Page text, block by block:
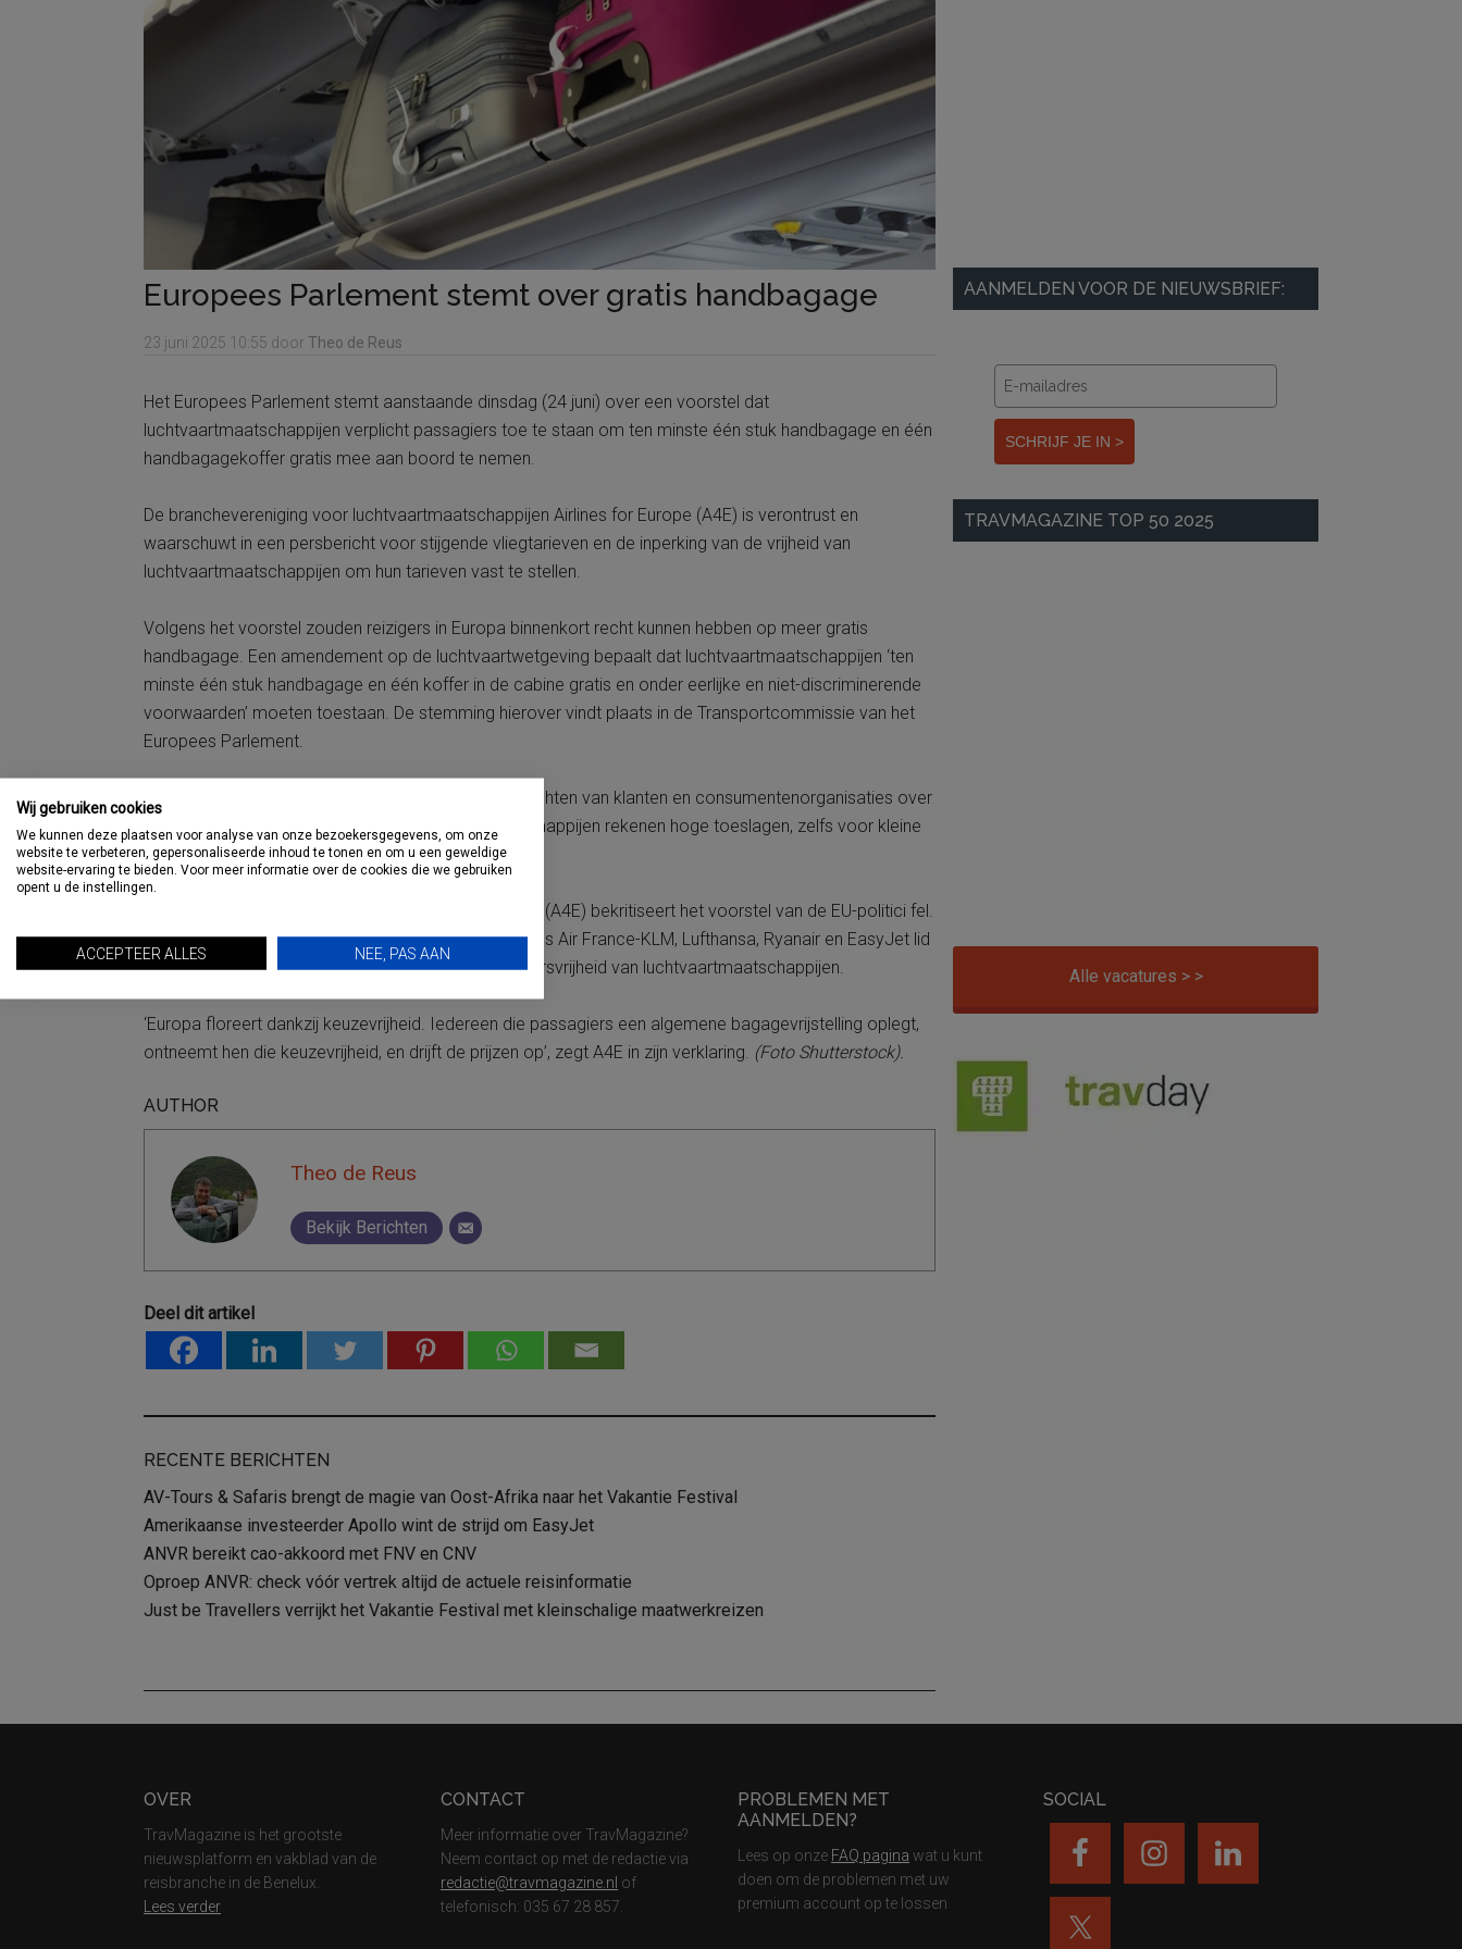
Europees Parlement stemt over gratis handbagage
23 juni 2025 10:55 door Theo de Reus
Het Europees Parlement stemt aanstaande dinsdag (24 juni) over een voorstel dat
luchtvaartmaatschappijen verplicht passagiers toe te staan ​​om ten minste één stuk handbagage en één
handbagagekoffer gratis mee aan boord te nemen.
De branchevereniging voor luchtvaartmaatschappijen Airlines for Europe (A4E) is verontrust en
waarschuwt in een persbericht voor stijgende vliegtarieven en de inperking van de vrijheid van
luchtvaartmaatschappijen om hun tarieven vast te stellen.
Volgens het voorstel zouden reizigers in Europa binnenkort recht kunnen hebben op meer gratis
handbagage. Een amendement op de luchtvaartwetgeving bepaalt dat luchtvaartmaatschappijen ‘ten
minste één stuk handbagage en één koffer in de cabine gratis en onder eerlijke en niet-discriminerende
voorwaarden’ moeten toestaan. De stemming hierover vindt plaats in de Transportcommissie van het
Europees Parlement.
De achtergrond hiervan is het toenemend aantal klachten van klanten en consumentenorganisaties over
niet-transparante prijsmodellen. Veel budgetmaatschappijen rekenen hoge toeslagen, zelfs voor kleine
trolleys.
De Europese luchtvaartvereniging Airlines for Europe (A4E) bekritiseert het voorstel van de EU-politici fel.
De organisatie, waarvan luchtvaartmaatschappijen als Air France-KLM, Lufthansa, Ryanair en EasyJet lid
zijn, waarschuwt voor een inbreuk op de ondernemersvrijheid van luchtvaartmaatschappijen.
‘Europa floreert dankzij keuzevrijheid. Iedereen die passagiers een algemene bagagevrijstelling oplegt,
ontneemt hen die keuzevrijheid, en drijft de prijzen op’, zegt A4E in zijn verklaring. (Foto Shutterstock).
AUTHOR
Theo de Reus
Bekijk Berichten
Deel dit artikel
RECENTE BERICHTEN
AV-Tours & Safaris brengt de magie van Oost-Afrika naar het Vakantie Festival
Amerikaanse investeerder Apollo wint de strijd om EasyJet
ANVR bereikt cao-akkoord met FNV en CNV
Oproep ANVR: check vóór vertrek altijd de actuele reisinformatie
Just be Travellers verrijkt het Vakantie Festival met kleinschalige maatwerkreizen
AANMELDEN VOOR DE NIEUWSBRIEF:
SCHRIJF JE IN >
TRAVMAGAZINE TOP 50 2025
Alle vacatures > >
OVER
TravMagazine is het grootste
nieuwsplatform en vakblad van de
reisbranche in de Benelux.
Lees verder
CONTACT
Meer informatie over TravMagazine?
Neem contact op met de redactie via
redactie@travmagazine.nl of
telefonisch: 035 67 28 857.
PROBLEMEN MET
AANMELDEN?
Lees op onze FAQ pagina wat u kunt
doen om de problemen met uw
premium account op te lossen
SOCIAL
Wij gebruiken cookies
We kunnen deze plaatsen voor analyse van onze bezoekersgegevens, om onze
website te verbeteren, gepersonaliseerde inhoud te tonen en om u een geweldige
website-ervaring te bieden. Voor meer informatie over de cookies die we gebruiken
opent u de instellingen.
ACCEPTEER ALLES NEE, PAS AAN